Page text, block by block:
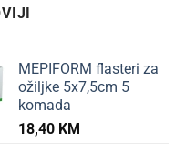
MEPIFORM flasteri za
ožiljke 5x7,5cm 5
komada
18,40 KM